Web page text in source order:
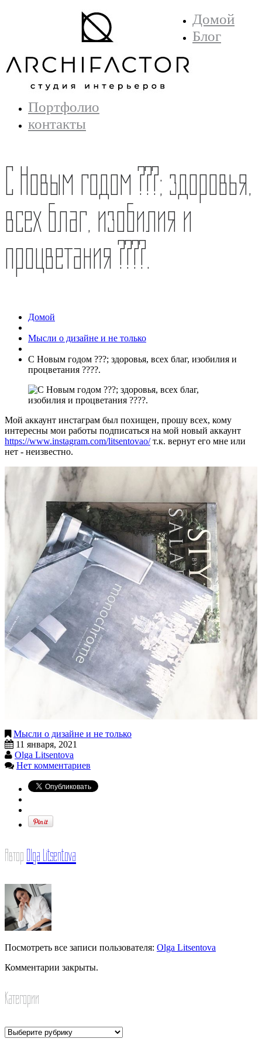
Домой
Блог
Портфолио
контакты
С Новым годом ???; здоровья,
всех благ, изобилия и
процветания ????.
Домой
Мысли о дизайне и не только
С Новым годом ???; здоровья, всех благ, изобилия и
процветания ????.
Мой аккаунт инстаграм был похищен, прошу всех, кому
интересны мои работы подписаться на мой новый аккаунт
https://www.instagram.com/litsentovao/т.к. вернут его мне или
нет - неизвестно.
Мысли о дизайне и не только
11 января, 2021
Olga Litsentova
Нет комментариев
Автор Olga Litsentova
Посмотреть все записи пользователя: Olga Litsentova
Комментарии закрыты.
Категории
Категории